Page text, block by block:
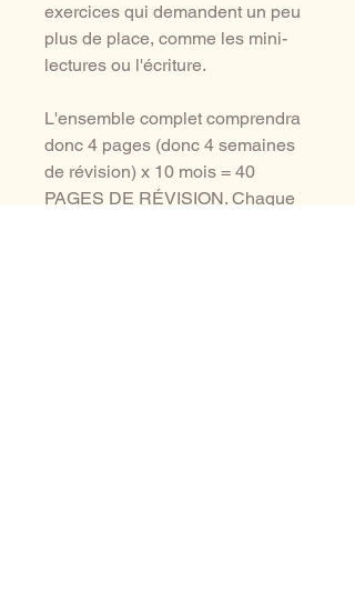
exercices qui demandent un peu
plus de place, comme les mini-
lectures ou l'écriture.
L'ensemble complet comprendra
donc 4 pages (donc 4 semaines
de révision) x 10 mois = 40
PAGES DE RÉVISION. Chaque